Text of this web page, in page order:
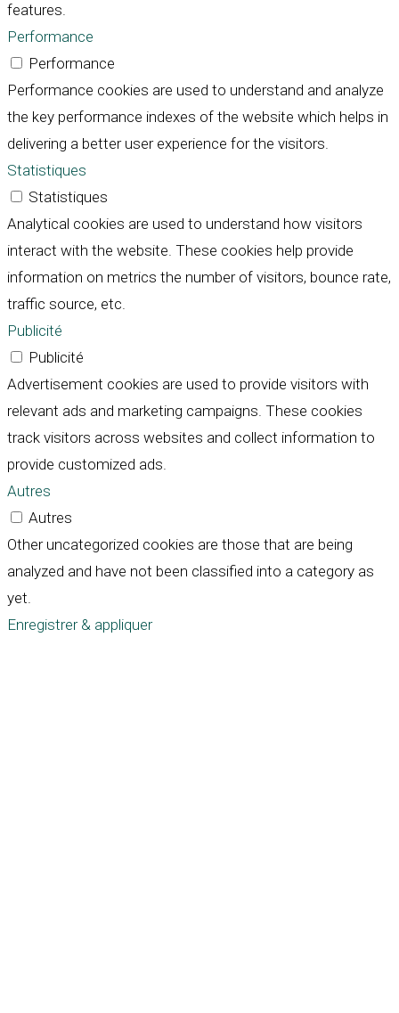
features.
Performance
Performance
Performance cookies are used to understand and analyze
the key performance indexes of the website which helps in
delivering a better user experience for the visitors.
Statistiques
Statistiques
Analytical cookies are used to understand how visitors
interact with the website. These cookies help provide
information on metrics the number of visitors, bounce rate,
traffic source, etc.
Publicité
Publicité
Advertisement cookies are used to provide visitors with
relevant ads and marketing campaigns. These cookies
track visitors across websites and collect information to
provide customized ads.
Autres
Autres
Other uncategorized cookies are those that are being
analyzed and have not been classified into a category as
yet.
Enregistrer & appliquer